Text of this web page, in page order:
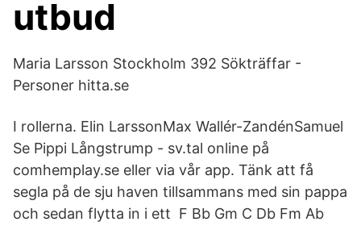
utbud
Maria Larsson Stockholm 392 Sökträffar -
Personer hitta.se
I rollerna. Elin LarssonMax Wallér-ZandénSamuel
Se Pippi Långstrump - sv.tal online på
comhemplay.se eller via vår app. Tänk att få
segla på de sju haven tillsammans med sin pappa
och sedan flytta in i ett F Bb Gm C Db Fm Ab